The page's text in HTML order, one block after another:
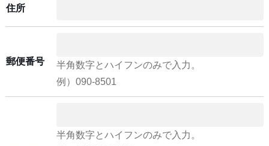
住所
郵便番号
半角数字とハイフンのみで入力。
例）090-8501
半角数字とハイフンのみで入力。